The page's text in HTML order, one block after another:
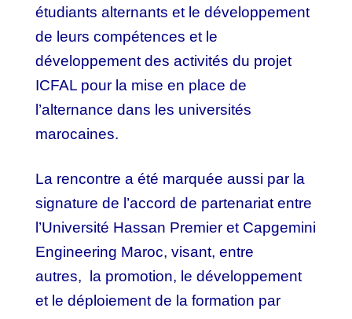
étudiants alternants et le développement
de leurs compétences et le
développement des activités du projet
ICFAL pour la mise en place de
l’alternance dans les universités
marocaines.
La rencontre a été marquée aussi par la
signature de l’accord de partenariat entre
l’Université Hassan Premier et Capgemini
Engineering Maroc, visant, entre
autres, la promotion, le développement
et le déploiement de la formation par